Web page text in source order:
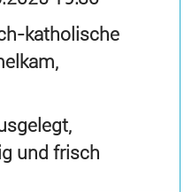
katholische
und frisch